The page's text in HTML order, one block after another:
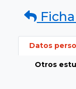
Datos
Otros